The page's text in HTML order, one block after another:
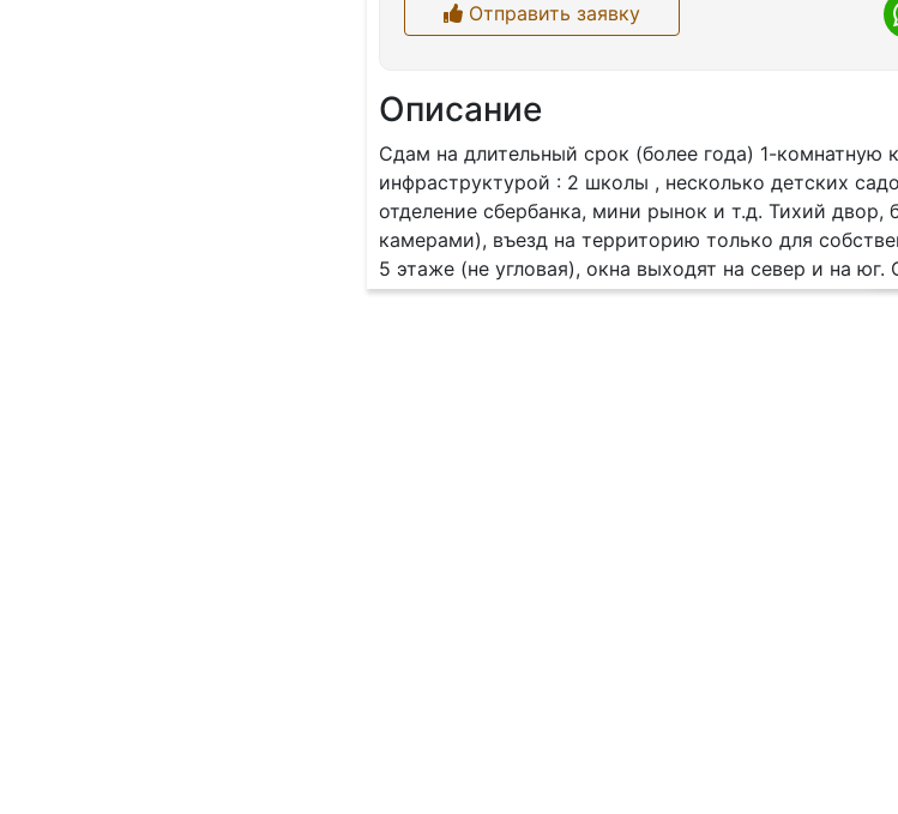
Отправить заявку
Описание
Сдам на длительный срок (более года) 1-комнатную
инфраструктурой : 2 школы , несколько детских
отделение сбербанка, мини рынок и т.д. Тихий двор,
камерами), въезд на территорию только для
5 этаже (не угловая), окна выходят на север и на